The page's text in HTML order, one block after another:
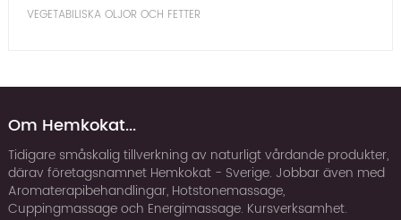
VEGETABILISKA OLJOR OCH FETTER
Om Hemkokat...
Tidigare småskalig tillverkning av naturligt vårdande produkter,
därav företagsnamnet Hemkokat - Sverige. Jobbar även med
Aromaterapibehandlingar, Hotstonemassage,
Cuppingmassage och Energimassage. Kursverksamhet.